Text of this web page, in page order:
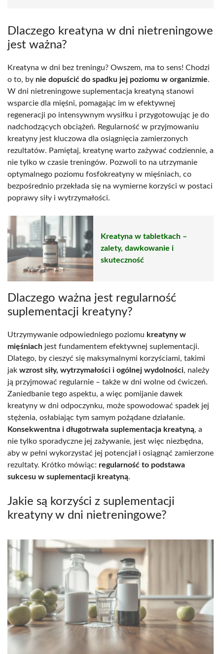
Dlaczego kreatyna w dni nietreningowe
jest ważna?
Kreatyna w dni bez treningu? Owszem, ma to sens! Chodzi
o to, by nie dopuścić do spadku jej poziomu w organizmie.
W dni nietreningowe suplementacja kreatyną stanowi
wsparcie dla mięśni, pomagając im w efektywnej
regeneracji po intensywnym wysiłku i przygotowując je do
nadchodzących obciążeń. Regularność w przyjmowaniu
kreatyny jest kluczowa dla osiągnięcia zamierzonych
rezultatów. Pamiętaj, kreatynę warto zażywać codziennie, a
nie tylko w czasie treningów. Pozwoli to na utrzymanie
optymalnego poziomu fosfokreatyny w mięśniach, co
bezpośrednio przekłada się na wymierne korzyści w postaci
poprawy siły i wytrzymałości.
Kreatyna w tabletkach –
zalety, dawkowanie i
skuteczność
Dlaczego ważna jest regularność
suplementacji kreatyny?
Utrzymywanie odpowiedniego poziomu kreatyny w
mięśniach jest fundamentem efektywnej suplementacji.
Dlatego, by cieszyć się maksymalnymi korzyściami, takimi
jak wzrost siły, wytrzymałości i ogólnej wydolności, należy
ją przyjmować regularnie – także w dni wolne od ćwiczeń.
Zaniedbanie tego aspektu, a więc pomijanie dawek
kreatyny w dni odpoczynku, może spowodować spadek jej
stężenia, osłabiając tym samym pożądane działanie.
Konsekwentna i długotrwała suplementacja kreatyną, a
nie tylko sporadyczne jej zażywanie, jest więc niezbędna,
aby w pełni wykorzystać jej potencjał i osiągnąć zamierzone
rezultaty. Krótko mówiąc: regularność to podstawa
sukcesu w suplementacji kreatyną.
Jakie są korzyści z suplementacji
kreatyny w dni nietreningowe?